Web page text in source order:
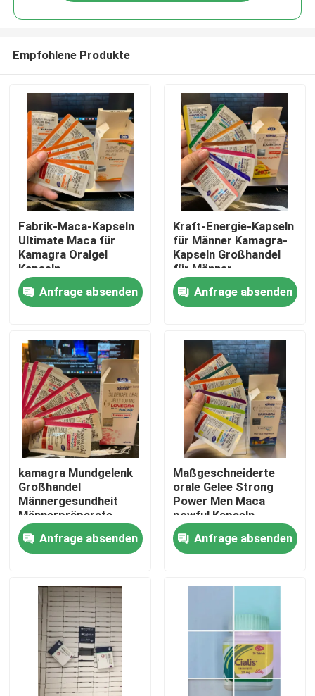
Haus
Videos
Über uns
Fabrik-Ausflug
Qualitätskontrolle
Treten Sie mit uns in Verbindung
Fordern Sie ein Zitat
Mann-Kräuterergänzungen
Kräuterergänzung Maca
Empfohlene Produkte
Fabrik-Maca-Kapseln
Ultimate Maca für
Kamagra Oralgel
Kapseln
Anfrage absenden
Kraft-Energie-Kapseln
für Männer Kamagra-
Kapseln Großhandel
für Männer
Anfrage absenden
kamagra Mundgelenk
Großhandel
Männergesundheit
Männerpräparate
Austerntablette
Anfrage absenden
Maßgeschneiderte
orale Gelee Strong
Power Men Maca
powful Kapseln
Kamagra
Anfrage absenden